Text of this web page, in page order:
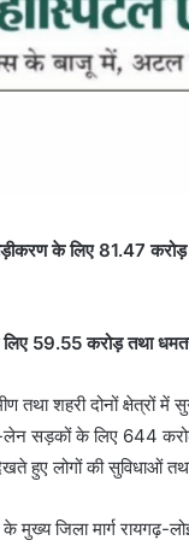
के लिए 81.47
लिए 59.55 करोड़ तथा
तथा शहरी दोनों क्षेत्रों
लेन सड़कों के लिए 644
हुए लोगों की सुविधाओं
के मुख्य जिला मार्ग